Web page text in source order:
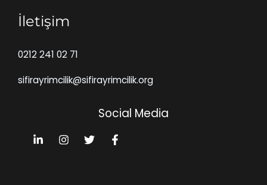
İletişim
0212 241 02 71
sifirayrimcilik@sifirayrimcilik.org
Social Media